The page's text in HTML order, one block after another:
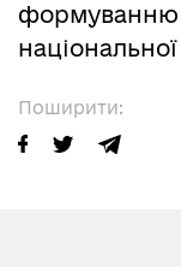
Поширити: